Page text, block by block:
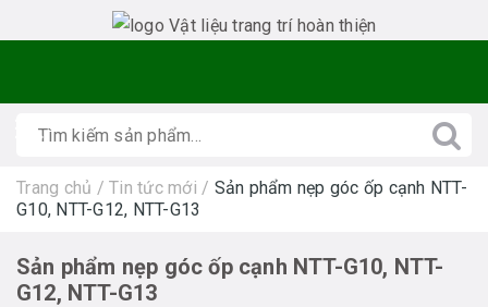
Trang chủ / Tin tức mới / Sản phẩm nẹp góc ốp cạnh NTT-
G10, NTT-G12, NTT-G13
Sản phẩm nẹp góc ốp cạnh NTT-G10, NTT-
G12, NTT-G13